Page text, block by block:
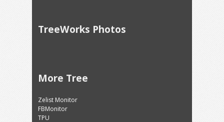
TreeWorks Photos
More Tree
Zelist Monitor
FBMonitor
TPU